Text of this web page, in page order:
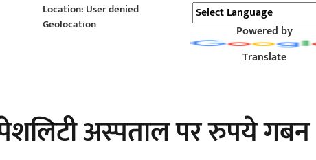
Location: User denied
Geolocation
Powered by
Translate
अस्पताल पर रुपये गबन